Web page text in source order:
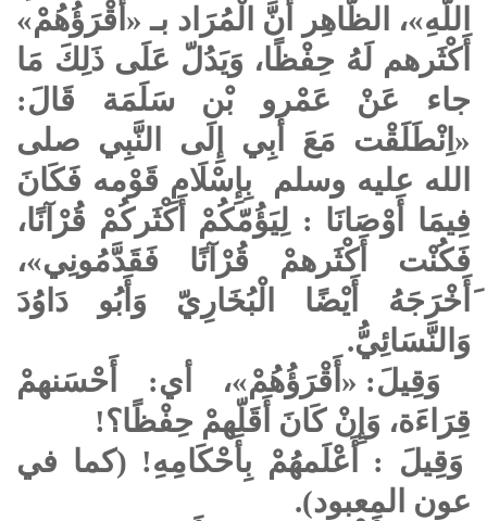
اللَّهِ»، الظَّاهِر أَنَّ الْمُرَاد بـ «أَقْرَؤُهُمْ»
أَكْثَرهم لَهُ حِفْظًا، وَيَدُلّ عَلَى ذَلِكَ مَا
جاء عَنْ عَمْرو بْن سَلَمَة قَالَ:
«اِنْطَلَقْت مَعَ أَبِي إِلَى النَّبِي صلى
الله عليه وسلم
بِإِسْلَامِ قَوْمه فَكَانَ
فِيمَا أَوْصَانَا : لِيَؤُمّكُمْ أَكْثَركُمْ قُرْآنًا،
فَكُنْت أَكْثَرهمْ قُرْآنًا فَقَدَّمُونِي»،
َأَخْرَجَهُ أَيْضًا الْبُخَارِيّ وَأَبُو دَاوُدَ
وَالنَّسَائِيُّ.
وَقِيلَ: «أَقْرَؤُهُمْ»، أي: أَحْسَنهمْ
قِرَاءَة، وَإِنْ كَانَ أَقَلّهمْ حِفْظًا؟!
وَقِيلَ : أَعْلَمهُمْ بِأَحْكَامِهِ! (كما في
عون المعبود).